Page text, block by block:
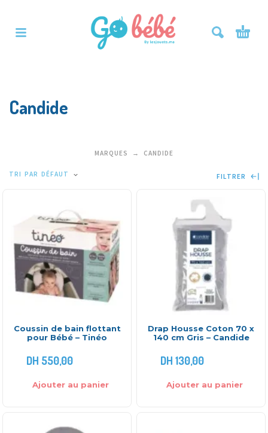
Candide
MARQUES CANDIDE
TRI PAR DÉFAUT FILTRER
Coussin de bain flottant
pour Bébé – Tinéo
DH 550,00
Ajouter au panier
Drap Housse Coton 70 x
140 cm Gris – Candide
DH 130,00
Ajouter au panier